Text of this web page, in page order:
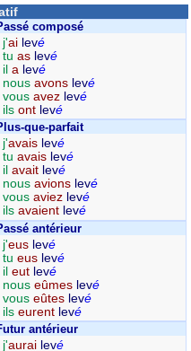
composé
j'ai levé
tuas levé
ila levé
nousavons levé
vousavez levé
ilsont levé
que-parfait
j'avais levé
tuavais levé
ilavait levé
nousavions levé
vousaviez levé
ilsavaient levé
antérieur
j'eus levé
tueus levé
ileut levé
nouseûmes levé
vouseûtes levé
ilseurent levé
antérieur
j'aurai levé